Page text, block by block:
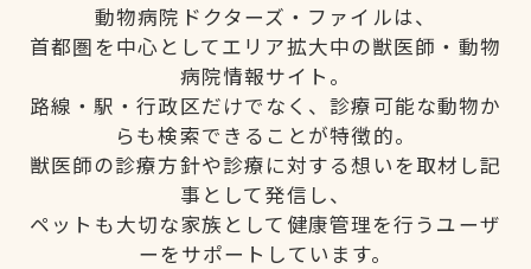
動物病院ドクターズ・ファイルは、
首都圏を中心としてエリア拡大中の獣医師・動物
病院情報サイト。
路線・駅・行政区だけでなく、診療可能な動物か
らも検索できることが特徴的。
獣医師の診療方針や診療に対する想いを取材し記
事として発信し、
ペットも大切な家族として健康管理を行うユーザ
ーをサポートしています。